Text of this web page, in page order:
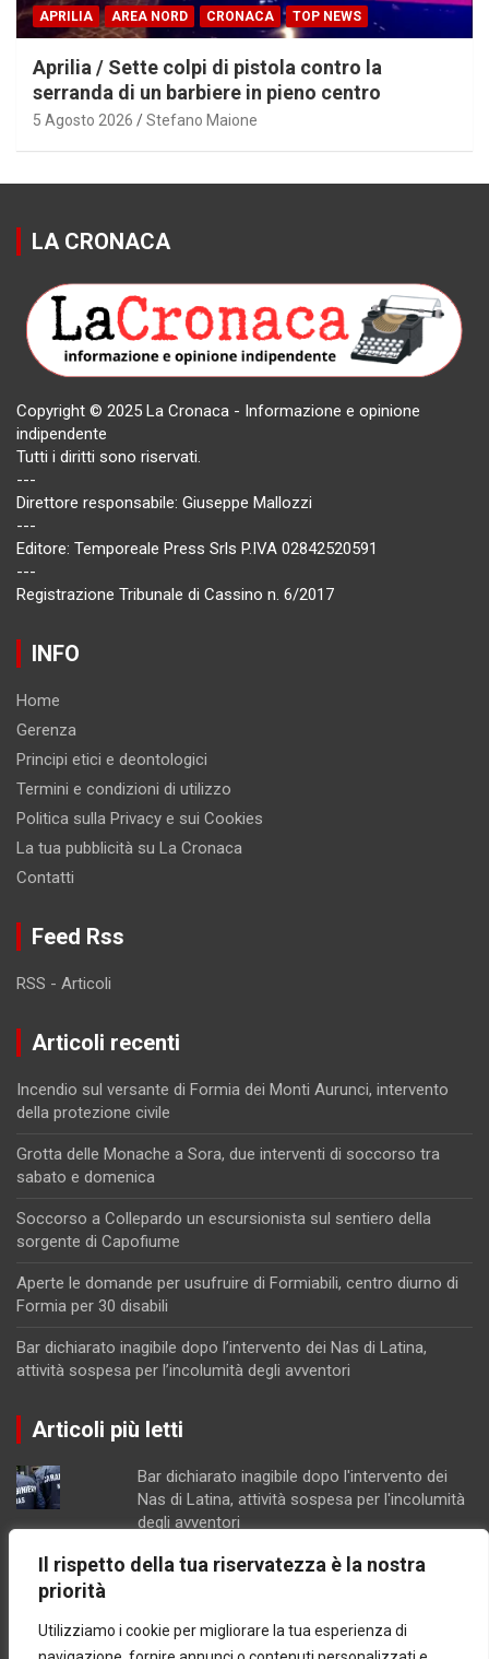
Il rispetto della tua riservatezza è la nostra
priorità
Utilizziamo i cookie per migliorare la tua esperienza di
APRILIA AREA NORD CRONACA TOP NEWS
Aprilia / Sette colpi di pistola contro la
serranda di un barbiere in pieno centro
5 Agosto 2026 Stefano Maione
LA CRONACA
Copyright © 2025 La Cronaca - Informazione e opinione
indipendente
Tutti i diritti sono riservati.
---
Direttore responsabile: Giuseppe Mallozzi
---
Editore: Temporeale Press Srls P.IVA 02842520591
---
Registrazione Tribunale di Cassino n. 6/2017
INFO
Home
Gerenza
Principi etici e deontologici
Termini e condizioni di utilizzo
Politica sulla Privacy e sui Cookies
La tua pubblicità su La Cronaca
Contatti
Feed Rss
RSS - Articoli
Articoli recenti
Incendio sul versante di Formia dei Monti Aurunci, intervento
della protezione civile
Grotta delle Monache a Sora, due interventi di soccorso tra
sabato e domenica
Soccorso a Collepardo un escursionista sul sentiero della
sorgente di Capofiume
Aperte le domande per usufruire di Formiabili, centro diurno di
Formia per 30 disabili
Bar dichiarato inagibile dopo l’intervento dei Nas di Latina,
attività sospesa per l’incolumità degli avventori
Articoli più letti
Bar dichiarato inagibile dopo l'intervento dei
Nas di Latina, attività sospesa per l'incolumità
degli avventori
Parco Recillo, la richiesta di chiarimenti dei
consiglieri Fdi di Minturno
insieme per un progetto da 1,1 mln di euro